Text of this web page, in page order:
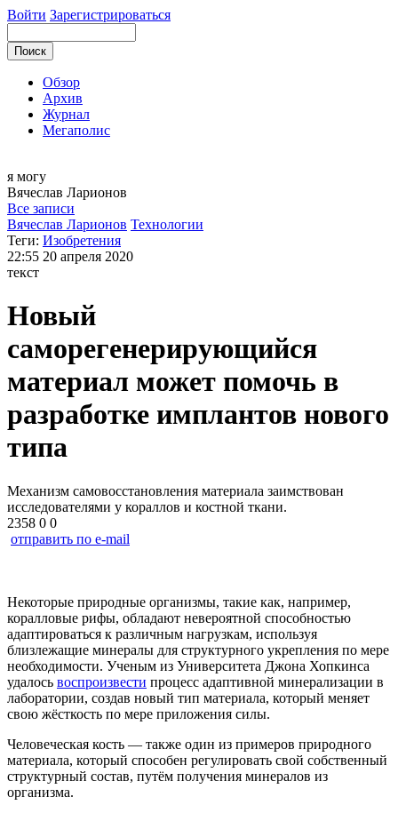
Войти Зарегистрироваться
Обзор
Архив
Журнал
Мегаполис
я могу
Вячеслав Ларионов
Все записи
Вячеслав Ларионов Технологии
Теги: Изобретения
22:55 20 апреля 2020
текст
Новый
саморегенерирующийся
материал может помочь в
разработке имплантов нового
типа
Механизм самовосстановления материала заимствован
исследователями у кораллов и костной ткани.
2358 0 0
отправить по e-mail
Некоторые природные организмы, такие как, например,
коралловые рифы, обладают невероятной способностью
адаптироваться к различным нагрузкам, используя
близлежащие минералы для структурного укрепления по мере
необходимости. Ученым из Университета Джона Хопкинса
удалось воспроизвести процесс адаптивной минерализации в
лаборатории, создав новый тип материала, который меняет
свою жёсткость по мере приложения силы.
Человеческая кость — также один из примеров природного
материала, который способен регулировать свой собственный
структурный состав, путём получения минералов из
организма.